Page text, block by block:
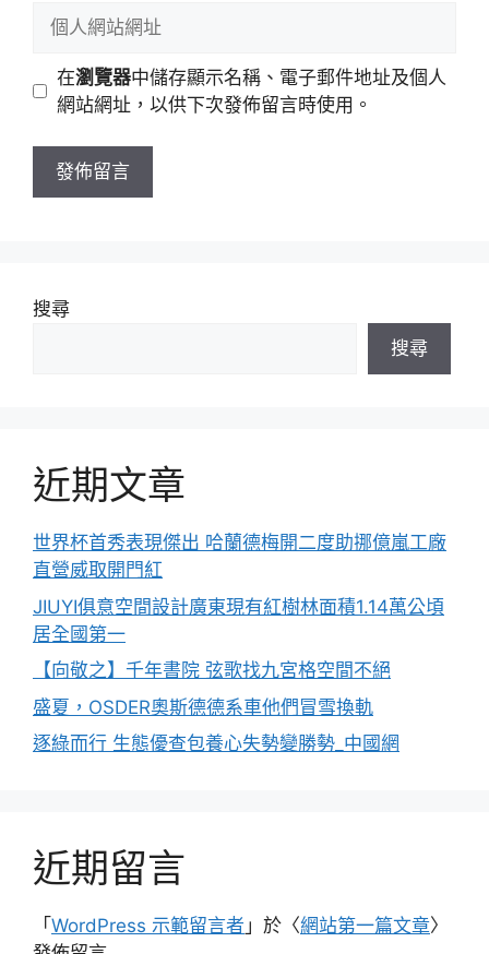
址
站
址
在瀏覽器中儲存顯示名稱、電子郵件地址及個人
網站網址，以供下次發佈留言時使用。
搜尋
搜尋
近期文章
世界杯首秀表現傑出 哈蘭德梅開二度助挪億嵐工廠
直營威取開門紅
JIUYI俱意空間設計廣東現有紅樹林面積1.14萬公頃
居全國第一
【向敬之】千年書院 弦歌找九宮格空間不絕
盛夏，OSDER奧斯德德系車他們冒雪換軌
逐綠而行 生態優查包養心失勢變勝勢_中國網
近期留言
「 WordPress 示範留言者 」於〈網站第一篇文章〉